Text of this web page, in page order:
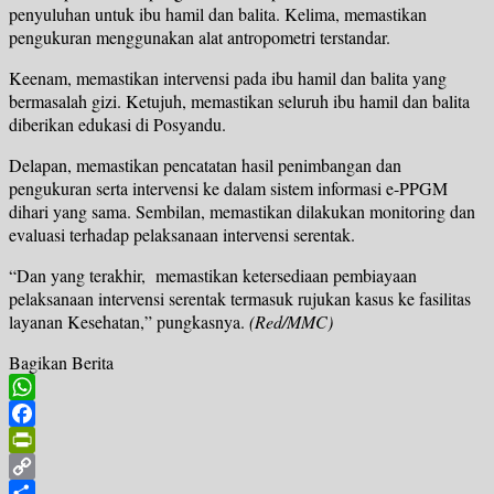
penyuluhan untuk ibu hamil dan balita. Kelima, memastikan
pengukuran menggunakan alat antropometri terstandar.
Keenam, memastikan intervensi pada ibu hamil dan balita yang
bermasalah gizi. Ketujuh, memastikan seluruh ibu hamil dan balita
diberikan edukasi di Posyandu.
Delapan, memastikan pencatatan hasil penimbangan dan
pengukuran serta intervensi ke dalam sistem informasi e-PPGM
dihari yang sama. Sembilan, memastikan dilakukan monitoring dan
evaluasi terhadap pelaksanaan intervensi serentak.
“Dan yang terakhir, memastikan ketersediaan pembiayaan
pelaksanaan intervensi serentak termasuk rujukan kasus ke fasilitas
layanan Kesehatan,” pungkasnya. (Red/MMC)
Bagikan Berita
WhatsApp
Facebook
PrintFriendly